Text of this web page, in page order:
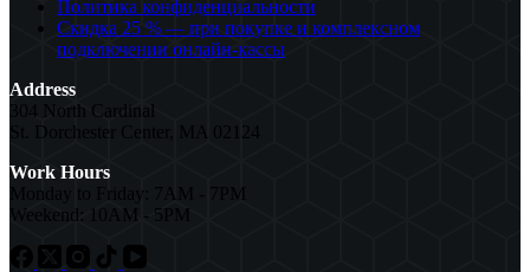
Политика конфиденциальности
Скидка 25 % — при покупке и комплексном
подключении онлайн-кассы
Address
304 North Cardinal
St. Dorchester Center, MA 02124
Work Hours
Monday to Friday: 7AM - 7PM
Weekend: 10AM - 5PM